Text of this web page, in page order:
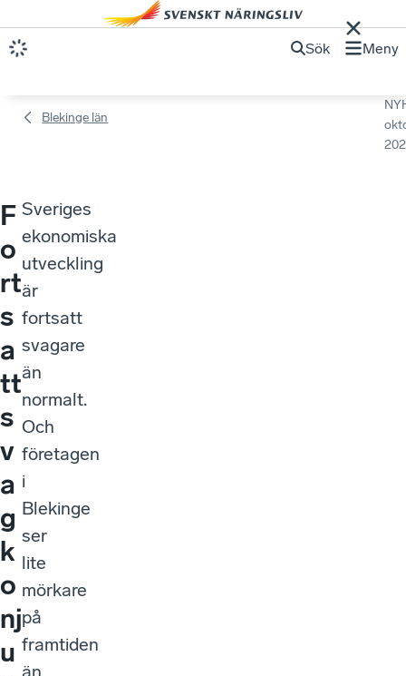
Sök Meny
Blekinge län
F
o
rt
s
a
tt
s
v
a
g
k
o
nj
u
Sveriges
ekonomiska
utveckling
är
fortsatt
svagare
än
normalt.
Och
företagen
i
Blekinge
ser
lite
mörkare
på
framtiden
än